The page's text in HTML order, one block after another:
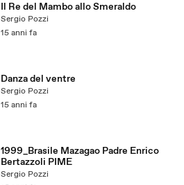
Il Re del Mambo allo Smeraldo
Sergio Pozzi
15 anni fa
Danza del ventre
Sergio Pozzi
15 anni fa
1999_Brasile Mazagao Padre Enrico
Bertazzoli PIME
Sergio Pozzi